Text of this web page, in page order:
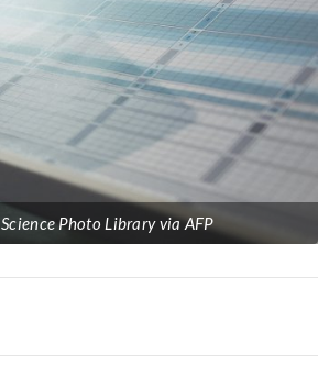
Science Photo Library via AFP